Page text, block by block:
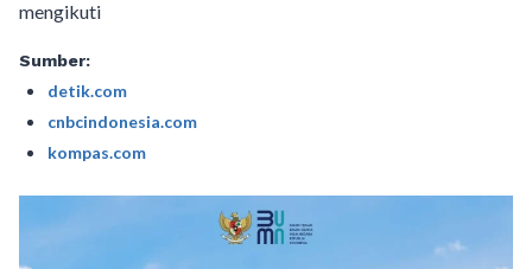
mengikuti
Sumber:
detik.com
cnbcindonesia.com
kompas.com